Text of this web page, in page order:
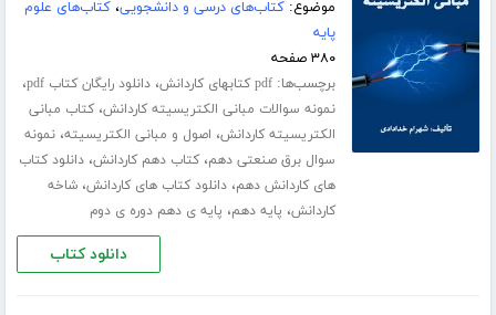
موضوع:کتاب‌های درسی و دانشجویی،کتاب‌های علوم
پایه
۳۸۰ صفحه
برچسب‌ها:pdf کتابهای کاردانش ،دانلود رایگان کتاب pdf ،
نمونه سوالات مبانی الکتریسیته کاردانش،کتاب مبانی
الکتریسیته کاردانش، اصول و مبانی الکتریسیته،نمونه
سوال برق صنعتی دهم،کتاب دهم کاردانش،دانلود کتاب
های کاردانش دهم،دانلود کتاب های کاردانش،شاخه
کاردانش، پایه دهم، پایه ی دهم دوره ی دوم
دانلود کتاب